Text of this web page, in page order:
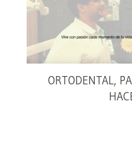
ORTODENTAL,